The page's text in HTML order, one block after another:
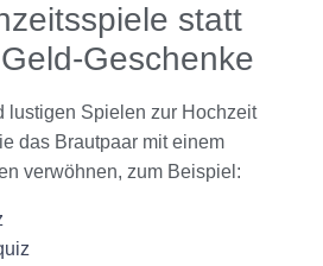
statt
Geschenke
lustigen Spielen zur Hochzeit
das Brautpaar mit einem
verwöhnen, zum Beispiel: